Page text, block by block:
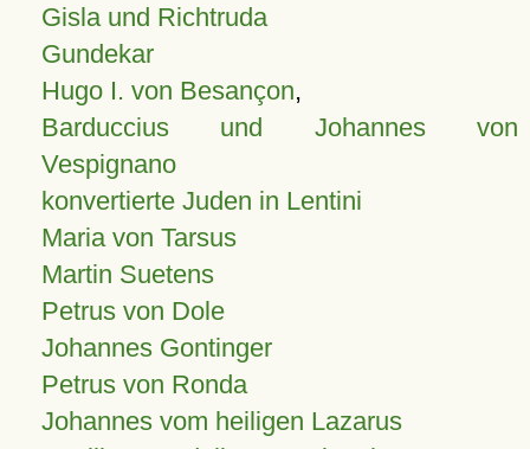
Gisla und Richtruda
Gundekar
Hugo I. von Besançon,
Barduccius und Johannes von
Vespignano
konvertierte Juden in Lentini
Maria von Tarsus
Martin Suetens
Petrus von Dole
Johannes Gontinger
Petrus von Ronda
Johannes vom heiligen Lazarus